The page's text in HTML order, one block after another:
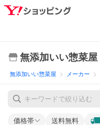
無添加いい惣菜屋
無添加いい惣菜屋 メーカー
価格帯 送料無料